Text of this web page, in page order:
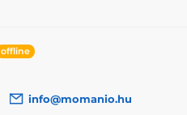
offline
info@momanio.hu